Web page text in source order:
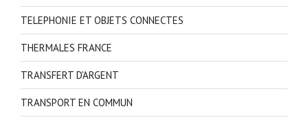
TELEPHONIE ET OBJETS CONNECTES
THERMALES FRANCE
TRANSFERT D'ARGENT
TRANSPORT EN COMMUN